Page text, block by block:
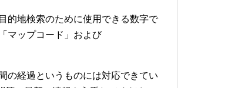
的地検索のために使用できる数字で
マップコード」および
の経過というものには対応できてい